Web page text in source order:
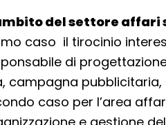
del settore affari
caso il tirocinio
di
pubblicitaria,
caso per l’area